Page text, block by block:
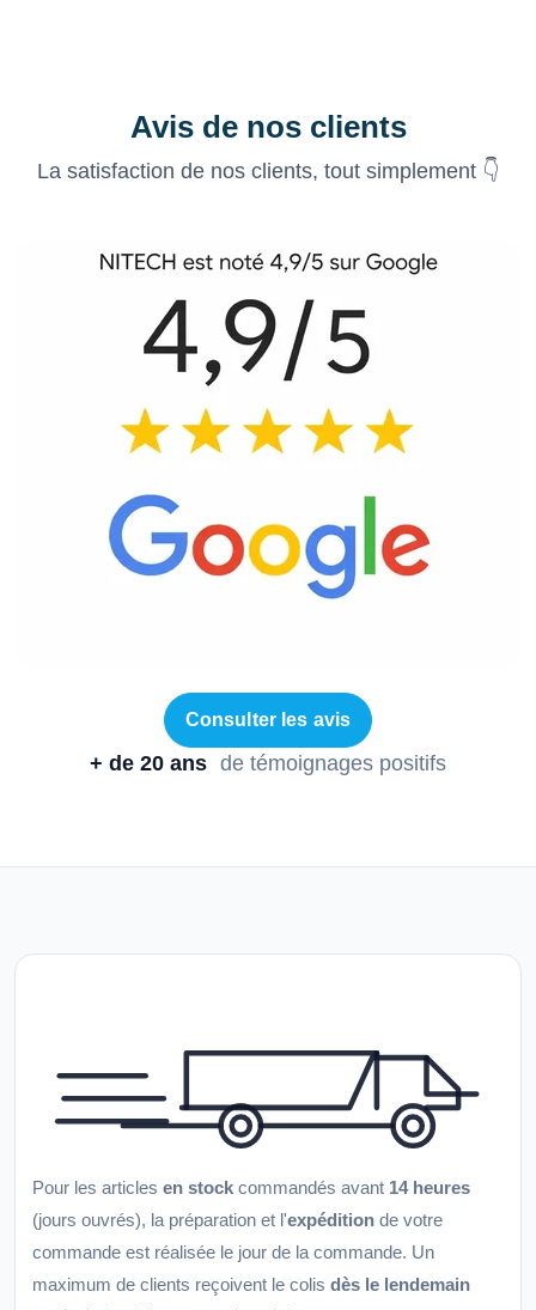
Avis de nos clients
La satisfaction de nos clients, tout simplement 👇
Consulter les avis
+ de 20 ans de témoignages positifs
Pour les articles en stock commandés avant 14 heures
(jours ouvrés), la préparation et l'expédition de votre
commande est réalisée le jour de la commande. Un
maximum de clients reçoivent le colis dès le lendemain